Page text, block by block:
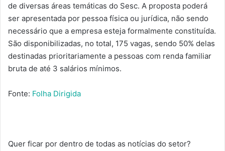
de diversas áreas temáticas do Sesc. A proposta poderá
ser apresentada por pessoa física ou jurídica, não sendo
necessário que a empresa esteja formalmente constituída.
São disponibilizadas, no total, 175 vagas, sendo 50% delas
destinadas prioritariamente a pessoas com renda familiar
bruta de até 3 salários mínimos.
Fonte: Folha Dirigida
Quer ficar por dentro de todas as notícias do setor?